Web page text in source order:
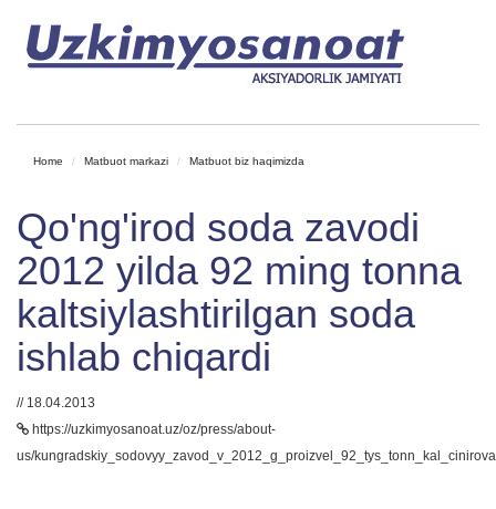
Home Matbuot markazi Matbuot biz haqimizda
Qo'ng'irod soda zavodi
2012 yilda 92 ming tonna
kaltsiylashtirilgan soda
ishlab chiqardi
// 18.04.2013
https://uzkimyosanoat.uz/oz/press/about-
us/